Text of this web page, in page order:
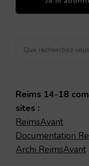
Vous
Reims 14-18
sites :
ReimsAvant
Documentation
Archi ReimsAvant